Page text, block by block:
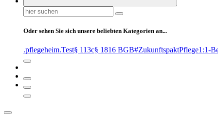
Suchen
nach:
Oder sehen Sie sich unsere beliebten Kategorien an...
.pflegeheim.Test§ 113c§ 1816 BGB#ZukunftspaktPflege1:1-